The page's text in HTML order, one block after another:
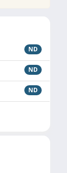
ND
ND
ND